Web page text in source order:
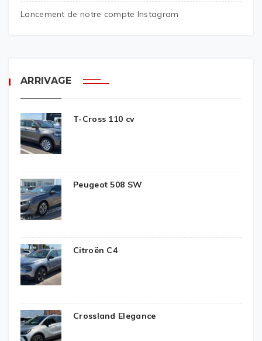
Lancement de notre compte Instagram
ARRIVAGE
T-Cross 110 cv
Peugeot 508 SW
Citroën C4
Crossland Elegance